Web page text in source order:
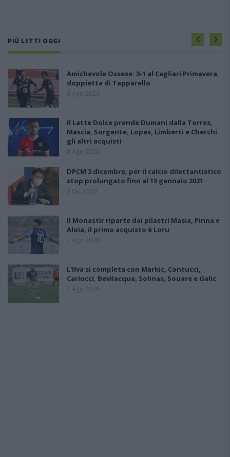
PIÙ LETTI OGGI
Amichevole Ossese: 3-1 al Cagliari Primavera,
doppietta di Tapparello
8 Ago 2026
Il Latte Dolce prende Dumani dalla Torres,
Mascia, Sorgente, Lopes, Limberti e Cherchi
gli altri acquisti
8 Ago 2026
DPCM 3 dicembre, per il calcio dilettantistico
stop prolungato fino al 15 gennaio 2021
3 Dic 2020
Il Monastir riparte dai pilastri Masia, Pinna e
Aloia, il primo acquisto è Loru
7 Ago 2026
L'Ilva si completa con Markic, Contucci,
Carlucci, Bevilacqua, Solinas, Souare e Galic
7 Ago 2026